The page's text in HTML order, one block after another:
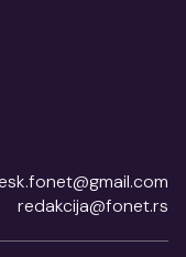
redakcija@fonet.rs